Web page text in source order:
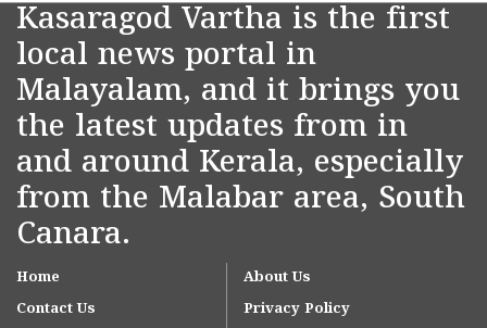
Kasaragod Vartha is the first
local news portal in
Malayalam, and it brings you
the latest updates from in
and around Kerala, especially
from the Malabar area, South
Canara.
Home
About Us
Contact Us
Privacy Policy